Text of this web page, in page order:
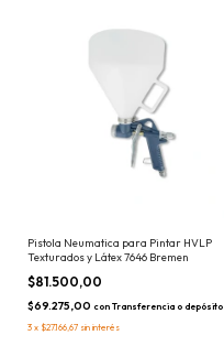
Pistola Neumatica para Pintar HVLP
Texturados y Látex 7646 Bremen
$81.500,00
$69.275,00 con Transferencia o depósito
3 x $27.166,67 sin interés